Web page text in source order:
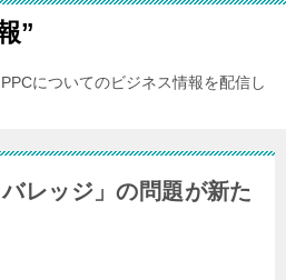
”
についてのビジネス情報を配信し
レッジ」の問題が新た